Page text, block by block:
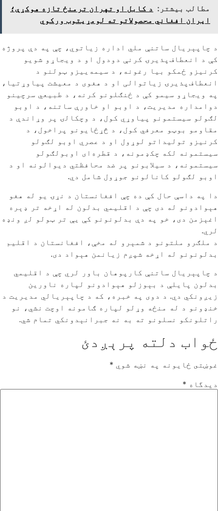
مطالب بیشتر: د کابل او تهران ترمنځ تازه هوکړې؛
ایران افغاني محصولاتو ته لومړیتوب ورکوي
د چاپېریال ساتنې ملي اداره زیاتوي، چې په دې پروژه
کې د انعطاف‌پذیرۍ کرنې دودول او د ویجاړو شویو
کرنیزو ځمکو بیا رغونه، د سیمه‌ییزو ټولنو د
انعطاف‌پذیرۍ زیاتوالی او د هغوی د معیشت پیاوړتیا،
په ویجاړو سیمو کې د ځنګلونو کرنه، د طبیعي سرچینو
دوامداره مدیریت، د اوبو او خاورې ساتنه، د اوبو
لګولو سیستمونو پیاوړي کول، د وچکالۍ پر وړاندې د
مقاومو بوټو معرفي کول، د څړځایونو پراخول، د
کرنیزو تولیداتو لوړول او د عصري اوبو لګولو
سیستمونه لکه چکډمونه، د قطره‌ای اوبولګولو
سیستمونه، د سیلابونو پر ضد محافظتي دیوالونه او د
اوبو لګولو کانالونو جوړول شامل دي.
دا په داسې حال کې ده چې افغانستان د نړۍ یو له هغو
هېوادونو له دی چې د اقلیمي بدلون له اړخه تر ډېره
اغېزمن دی، خو په دې بدلونونو کې یې تر ټولو لږ ونډه
لري.
د ملګرو ملتونو د شمېرو له مخې، افغانستان د اقلیم
بدلونونو له اړخه شپږم زیانمن هېواد دی.
د چاپېریال ساتنې کارپوهان باور لري چې د اقلیمي
بدلون پایلې د بېوزلو هېوادونو لپاره ناورین‌
زیږونکي دي. د دوی په خبره، که د چاپېریالي مدیریت د
خنډونو د له منځه وړلو لپاره ګامونه اوچت نشي، نو
راتلونکو نسلونو ته به نه جبرانېدونکي تمام شي.
ځواب دلته پرېږدئ
غوښتى ځایونه په نښه شوي *
دیدگاه *